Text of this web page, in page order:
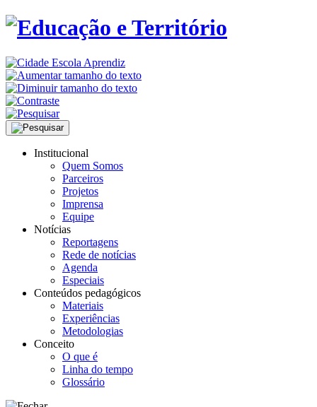
Institucional
Quem Somos
Parceiros
Projetos
Imprensa
Equipe
Notícias
Reportagens
Rede de notícias
Agenda
Especiais
Conteúdos pedagógicos
Materiais
Experiências
Metodologias
Conceito
O que é
Linha do tempo
Glossário